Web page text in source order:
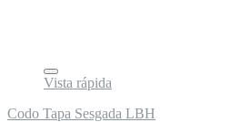
Vista rápida
Codo Tapa Sesgada LBH